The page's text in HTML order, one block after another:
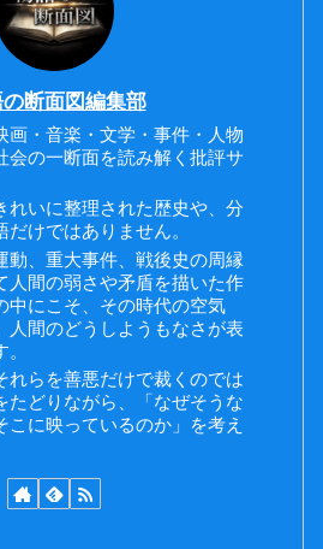
断面図編集部
画・音楽・文学・事件・人物
会の一断面を読み解く批評サ
れいに整理された歴史や、分
けではありません。
動、重大事件、戦後史の周縁
人間の弱さや矛盾を描いた作
中にこそ、その時代の空気
人間のどうしようもなさが表
れらを善悪だけで裁くのでは
たどりながら、「なぜそうな
こに映っているのか」を考え